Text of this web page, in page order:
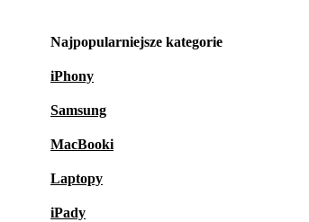
Najpopularniejsze kategorie
iPhony
Samsung
MacBooki
Laptopy
iPady